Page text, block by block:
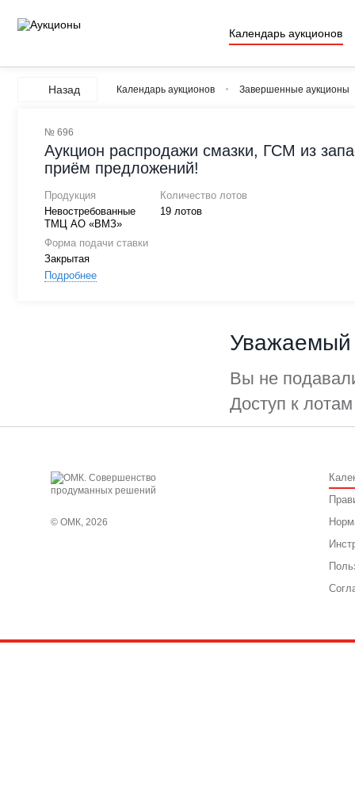
Календарь аукционов
Назад Календарь аукционов Завершенные аукционы
№ 696
Аукцион распродажи смазки, ГСМ из
приём предложений!
Продукция
Невостребованные
ТМЦ АО «ВМЗ»
Количество лотов
19 лотов
Форма подачи ставки
Закрытая
Подробнее
Уважаемый
Вы не
Доступ к
© ОМК, 2026